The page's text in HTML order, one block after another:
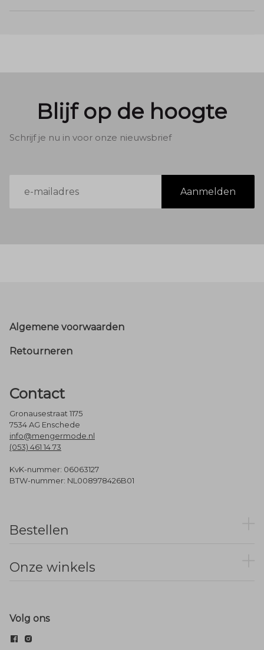
Blijf op de hoogte
Schrijf je nu in voor onze nieuwsbrief
mailadres
Aanmelden
Footer
Algemene voorwaarden
Retourneren
Contact
Gronausestraat 1175
7534 AG Enschede
info@mengermode.nl
(053) 461 14 73
KvK-nummer: 06063127
BTW-nummer: NL008978426B01
Bestellen
Onze winkels
Volg ons